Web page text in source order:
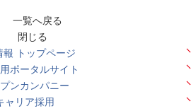
一覧へ戻る
閉じる
報 トップページ
ポータルサイト
ンカンパニー
ャリア採用